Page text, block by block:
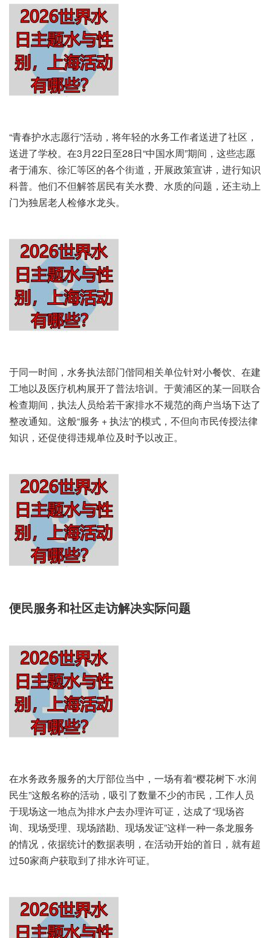
“青春护水志愿行”活动，将年轻的水务工作者送进了社区，
送进了学校。在3月22日至28日“中国水周”期间，这些志愿
者于浦东、徐汇等区的各个街道，开展政策宣讲，进行知识
科普。他们不但解答居民有关水费、水质的问题，还主动上
门为独居老人检修水龙头。
于同一时间，水务执法部门偕同相关单位针对小餐饮、在建
工地以及医疗机构展开了普法培训。于黄浦区的某一回联合
检查期间，执法人员给若干家排水不规范的商户当场下达了
整改通知。这般“服务 + 执法”的模式，不但向市民传授法律
知识，还促使得违规单位及时予以改正。
便民服务和社区走访解决实际问题
在水务政务服务的大厅部位当中，一场有着“樱花树下·水润
民生”这般名称的活动，吸引了数量不少的市民，工作人员
于现场这一地点为排水户去办理许可证，达成了“现场咨
询、现场受理、现场踏勘、现场发证”这样一种一条龙服务
的情况，依据统计的数据表明，在活动开始的首日，就有超
过50家商户获取到了排水许可证。